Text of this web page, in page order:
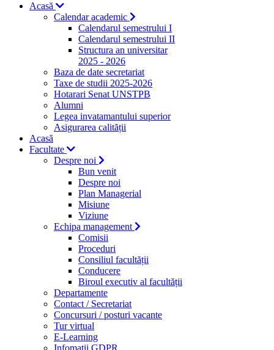
Acasă
Calendar academic
Calendarul semestrului I
Calendarul semestrului II
Structura an universitar
2025 - 2026
Baza de date secretariat
Taxe de studii 2025-2026
Hotarari Senat UNSTPB
Alumni
Legea invatamantului superior
Asigurarea calității
Acasă
Facultate
Despre noi
Bun venit
Despre noi
Plan Managerial
Misiune
Viziune
Echipa management
Comisii
Proceduri
Consiliul facultății
Conducere
Biroul executiv al facultății
Departamente
Contact / Secretariat
Concursuri / posturi vacante
Tur virtual
E-Learning
Infomații GDPR